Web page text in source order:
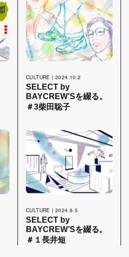
CULTURE | 2024.10.2
SELECT by
BAYCREW’Sを綴る。
＃3柴田聡子
CULTURE | 2024.6.5
SELECT by
BAYCREW’Sを綴る。
＃１長井短